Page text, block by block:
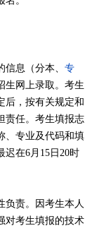
息（分本、 专
生网上录取。考生
后，按有关规定和
责任。考生填报志
、专业及代码和填
迟在6月15日20时
责。因考生本人
对考生填报的技术